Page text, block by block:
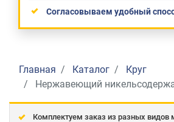
Согласовываем удобный
Главная Каталог
Круг
Нержавеющий
Комплектуем заказ из разных видов